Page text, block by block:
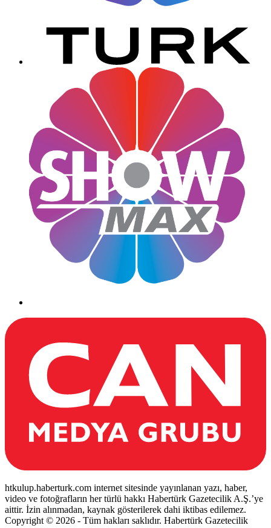
htkulup.haberturk.com internet sitesinde yayınlanan yazı, haber,
video ve fotoğrafların her türlü hakkı Habertürk Gazetecilik A.Ş.’ye
aittir. İzin alınmadan, kaynak gösterilerek dahi iktibas edilemez.
Copyright © 2026 - Tüm hakları saklıdır. Habertürk Gazetecilik